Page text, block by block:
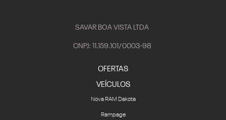
SAVAR BOA VISTA LTDA
CNPJ: 11.159.101/0003-98
OFERTAS
VEÍCULOS
Nova RAM Dakota
Rampage